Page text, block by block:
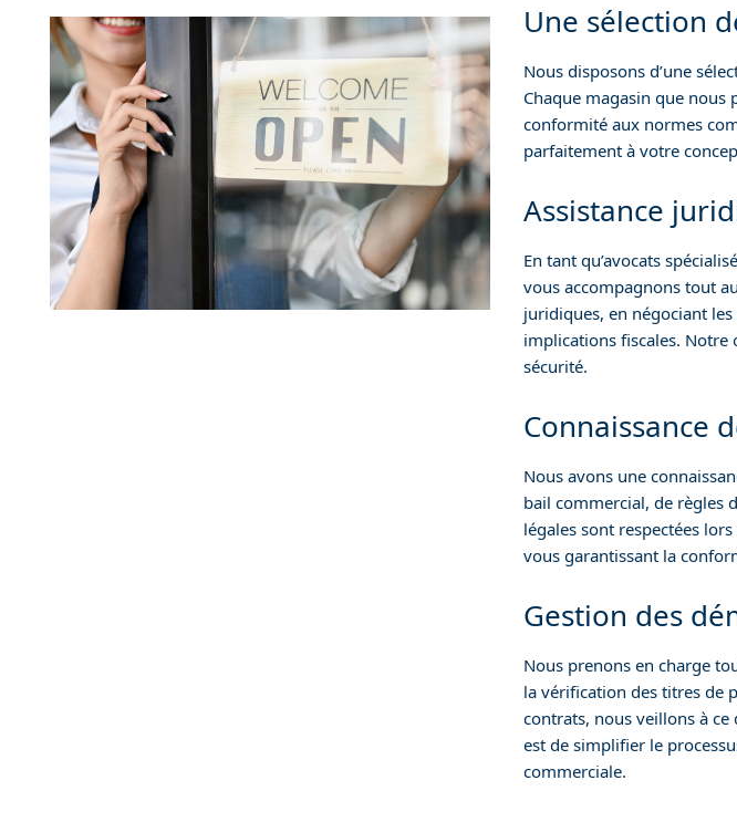
Une sélection
Nous disposons d’une
Chaque magasin que nous
conformité aux normes
parfaitement à votre
Assistance
En tant qu’avocats
vous accompagnons tout
juridiques, en négociant
implications fiscales.
sécurité.
Connaissance
Nous avons une
bail commercial, de règles
légales sont respectées
vous garantissant la
Gestion des
Nous prenons en charge
la vérification des titres de
contrats, nous veillons à
est de simplifier le
commerciale.